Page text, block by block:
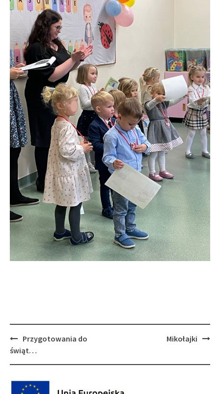
Post
navigation
Przygotowania do
świąt…
Mikołajki